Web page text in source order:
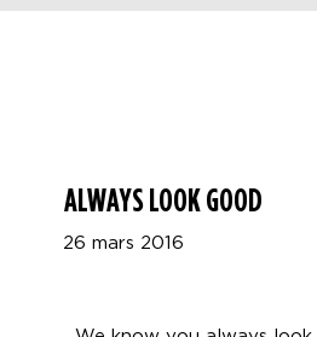
ALWAYS LOOK GOOD
26 mars 2016